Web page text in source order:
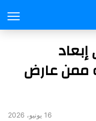
ممن عارض
16 يونيو، 2026